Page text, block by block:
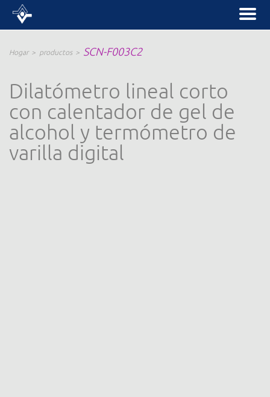
Hogar productos SCN-F003C2
Dilatómetro lineal corto
con calentador de gel de
alcohol y termómetro de
varilla digital